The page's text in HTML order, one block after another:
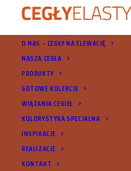
O NAS – CEGŁY NA ELEWACJĘ
NASZA CEGŁA
PRODUKTY
GOTOWE KOLEKCJE
WIĄZANIA CEGIEŁ
KOLORYSTYKA SPECJALNA
INSPIRACJE
REALIZACJE
KONTAKT
© 2021 Cegły Elastyczne Bolix.